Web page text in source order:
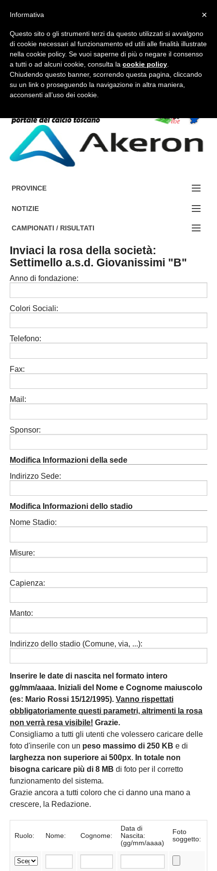
FORUM-ACCEDI
Accedi / Registrati
PROVINCE
EDIZIONE:
AREZZO
FIRENZE
GROSSETO
LIVORNO
LUCCA
PISA
SIENA
NOTIZIE
NOTIZIE:
Societa' professionistiche
Le iniziative di TOSCANA GOL
Beach soccer
Rappresentative regionali e provinciali
Calcio femminile
Amatori AICS Lucca
CAMPIONATI / RISULTATI
Campionati :
Inviaci la rosa della società:
Settimello a.s.d. Giovanissimi "B"
Anno di fondazione:
Colori Sociali:
Telefono:
Fax:
Mail:
Sponsor:
Modifica Informazioni della sede
Indirizzo Sede:
Modifica Informazioni dello stadio
Nome Stadio:
Misure:
Capienza:
Manto:
Indirizzo dello stadio (Comune, via, ...):
Inserire le date di nascita nel formato intero
gg/mm/aaaa. Iniziali del Nome e Cognome maiuscolo
(es: Mario Rossi 15/12/1995). Vanno rispettati
obbligatoriamente questi parametri, altrimenti la rosa
non verrà resa visibile! Grazie.
Consigliamo a tutti gli utenti che volessero caricare delle
foto d'inserile con un peso massimo di 250 KB e di
larghezza non superiore ai 500px. In totale non
bisogna caricare più di 8 MB di foto per il corretto
funzionamento del sistema.
Grazie ancora a tutti coloro che ci danno una mano a
crescere, la Redazione.
Ruolo: Nome: Cognome:
Data di
Nascita:
(gg/mm/aaaa)
Foto
soggetto:
×
Informativa
Questo sito o gli strumenti terzi da questo utilizzati si avvalgono
di cookie necessari al funzionamento ed utili alle finalità illustrate
nella cookie policy. Se vuoi saperne di più o negare il consenso
a tutti o ad alcuni cookie, consulta la cookie policy
Chiudendo questo banner, scorrendo questa pagina, cliccando
su un link o proseguendo la navigazione in altra maniera,
acconsenti all’uso dei cookie.